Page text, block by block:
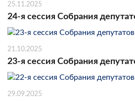
25.11.2025
24-я сессия Собрания
21.10.2025
23-я сессия Собрания
29.09.2025